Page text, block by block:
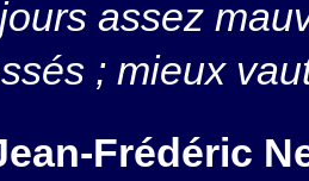
assez
; mieux
Frédéric